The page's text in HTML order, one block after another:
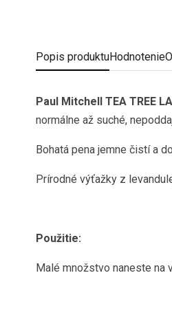
Popis produktuHodnotenie
Paul Mitchell TEA TREE
normálne až suché,
Bohatá pena jemne čistí a
Prírodné výťažky z
Použitie:
Malé množstvo naneste na